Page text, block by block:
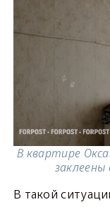
В квартире
В такой